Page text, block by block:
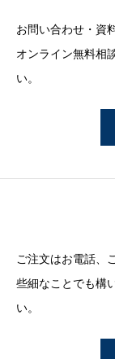
お問い合わせ・資
オンライン無料相
い。
ご注文はお電話、
些細なことでも構
い。